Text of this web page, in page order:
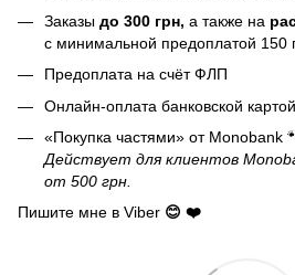
Заказы до 300 грн, а также на
с минимальной предоплатой 150
Предоплата на счёт ФЛП
Онлайн-оплата банковской
«Покупка частями» от Monobank
Действует для клиентов
от 500 грн.
Пишите мне в Viber 😊 ❤️